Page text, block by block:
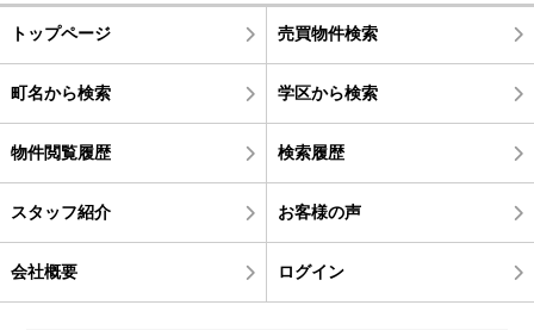
トップページ 売買物件検索
町名から検索 学区から検索
物件閲覧履歴 検索履歴
スタッフ紹介 お客様の声
会社概要 ログイン